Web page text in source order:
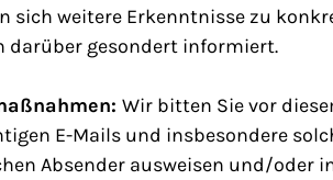
sich weitere Erkenntnisse zu
darüber gesondert informiert.
Wir bitten Sie vor
E-Mails und insbesondere
Absender ausweisen und/oder